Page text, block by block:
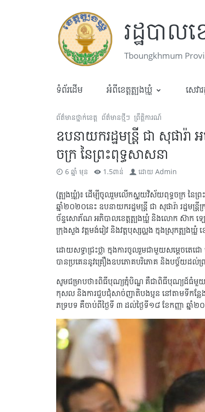
រដ្ឋបាលខ
Tboungkhmum
ទំព័រដើម អំពីខេត្តត្បូងឃ្មុំ សេវា
ព័ត៌មានថ្នាក់ខេត្ត ព័ត៌មានថ្មីៗ ព្រឹត្តិការណ៍
ឧបនាយករដ្ឋមន្ត្រី ជា សុផារ៉
ចក្រ នៃព្រះពុទ្ធសាសនា
6 ឆ្នាំ មុន 1.5ពាន់ ដោយ Admin
(ត្បូងឃ្មុំ)៖ ដើម្បីចូលរួមលើកស្ទួយវិស័យពុទ្ធចក្រ នៃព្រ
ឆ្នាំ២០២០នេះ ឧបនាយករដ្ឋមន្ត្រី ជា សុផារ៉ា រដ្ឋ
ច័ន្ទសោភ័ណ អភិបាលខេត្តត្បូងឃ្មុំ និងលោក ស៊ាក ឡេង
ក្រុងសួង វត្តមង់រៀវ និងវត្តបុស្សល្ហុង ក្នុងស្រុកត្បូងឃ្មុំ ខ
ដោយសទ្ធាជ្រះថ្លា ក្នុងការចូលរួមជាមួយសម្តេចតេជ
បានប្រគេននូវគ្រឿងឧបភោគបរិភោគ និងបច្ច័យដល់
សូមជម្រាបថា៖ពិធីបុណ្យភ្ជុំបិណ្ឌ គឺជាពិធីបុណ្យដ៍ធំមួ
កុសល និងការជួបជុំសាច់ញាតិបងប្អូន នៅតាមទីកន្លែង
ភទ្របទ គឺចាប់ពីថ្ងៃទី ៣ ដល់ថ្ងៃទី១៨ ខែកញ្ញា ឆ្នាំ